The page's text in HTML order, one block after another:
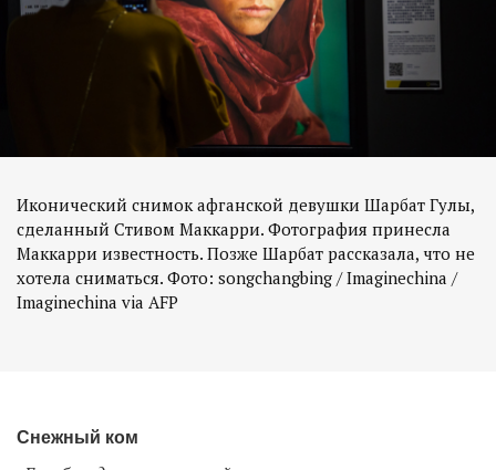
Иконический снимок афганской девушки Шарбат Гулы,
сделанный Стивом Маккарри. Фотография принесла
Маккарри известность. Позже Шарбат рассказала, что не
хотела сниматься. Фото: songchangbing / Imaginechina /
Imaginechina via AFP
Снежный ком